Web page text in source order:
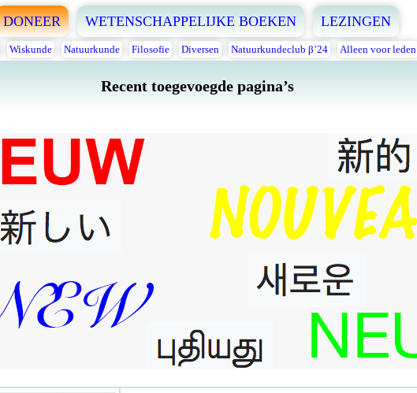
DONEER WETENSCHAPPELIJKE BOEKEN LEZINGEN
Wiskunde Natuurkunde Filosofie Diversen Natuurkundeclub β’24 Alleen voor leden
Recent toegevoegde pagina’s